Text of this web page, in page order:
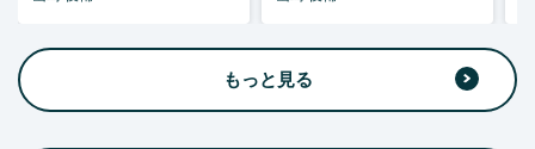
もっと見る